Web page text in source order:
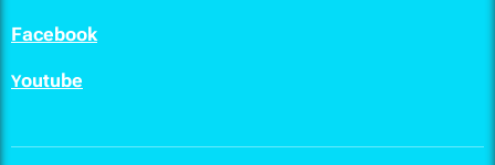
Facebook
Youtube